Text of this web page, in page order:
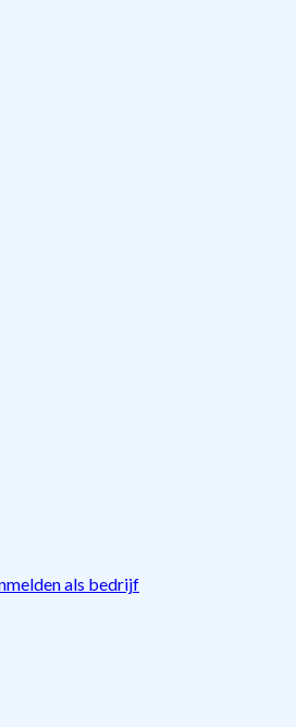
als bedrijf